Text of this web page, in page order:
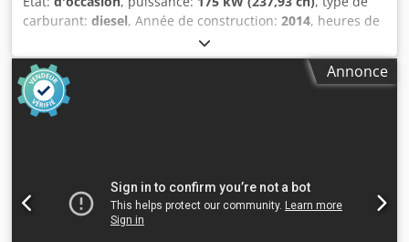
carburant: diesel, Année de construction: 2014, heures de
, Atlas 350 MH – Longue portée –
avec fonction de grappin, de rotation et magnétique –
Cabine hydraulique – 4 supports – Poids total 33 500 kg –
11 094 heures de fonctionnement – = Informations
complémentaires = Année de fabrication : 2014 Année du
sommes situés entre Anvers et Bruxelles, le long de
l’autoroute A12, à proximité du port d’Anvers. Horaires
d’ouverture : du lundi au vendredi, en continu, de 8h30 à
Annonce